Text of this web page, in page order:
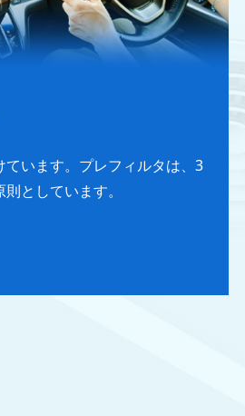
ています。プレフィルタは、3
としています。